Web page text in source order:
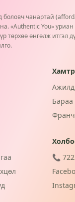
боловч чанартай
«Authentic You»
төрхөө өнгөлж итгэл
Бараа
📞